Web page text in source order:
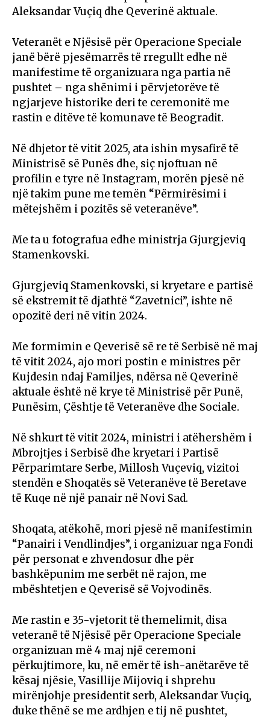
Aleksandar Vuçiq dhe Qeverinë aktuale.
Veteranët e Njësisë për Operacione Speciale
janë bërë pjesëmarrës të rregullt edhe në
manifestime të organizuara nga partia në
pushtet – nga shënimi i përvjetorëve të
ngjarjeve historike deri te ceremonitë me
rastin e ditëve të komunave të Beogradit.
Në dhjetor të vitit 2025, ata ishin mysafirë të
Ministrisë së Punës dhe, siç njoftuan në
profilin e tyre në Instagram, morën pjesë në
një takim pune me temën “Përmirësimi i
mëtejshëm i pozitës së veteranëve”.
Me ta u fotografua edhe ministrja Gjurgjeviq
Stamenkovski.
Gjurgjeviq Stamenkovski, si kryetare e partisë
së ekstremit të djathtë “Zavetnici”, ishte në
opozitë deri në vitin 2024.
Me formimin e Qeverisë së re të Serbisë në maj
të vitit 2024, ajo mori postin e ministres për
Kujdesin ndaj Familjes, ndërsa në Qeverinë
aktuale është në krye të Ministrisë për Punë,
Punësim, Çështje të Veteranëve dhe Sociale.
Në shkurt të vitit 2024, ministri i atëhershëm i
Mbrojtjes i Serbisë dhe kryetari i Partisë
Përparimtare Serbe, Millosh Vuçeviq, vizitoi
stendën e Shoqatës së Veteranëve të Beretave
të Kuqe në një panair në Novi Sad.
Shoqata, atëkohë, mori pjesë në manifestimin
“Panairi i Vendlindjes”, i organizuar nga Fondi
për personat e zhvendosur dhe për
bashkëpunim me serbët në rajon, me
mbështetjen e Qeverisë së Vojvodinës.
Me rastin e 35-vjetorit të themelimit, disa
veteranë të Njësisë për Operacione Speciale
organizuan më 4 maj një ceremoni
përkujtimore, ku, në emër të ish-anëtarëve të
kësaj njësie, Vasillije Mijoviq i shprehu
mirënjohje presidentit serb, Aleksandar Vuçiq,
duke thënë se me ardhjen e tij në pushtet,